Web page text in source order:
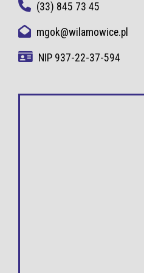
(33) 845 73 45
mgok@wilamowice.pl
NIP 937-22-37-594